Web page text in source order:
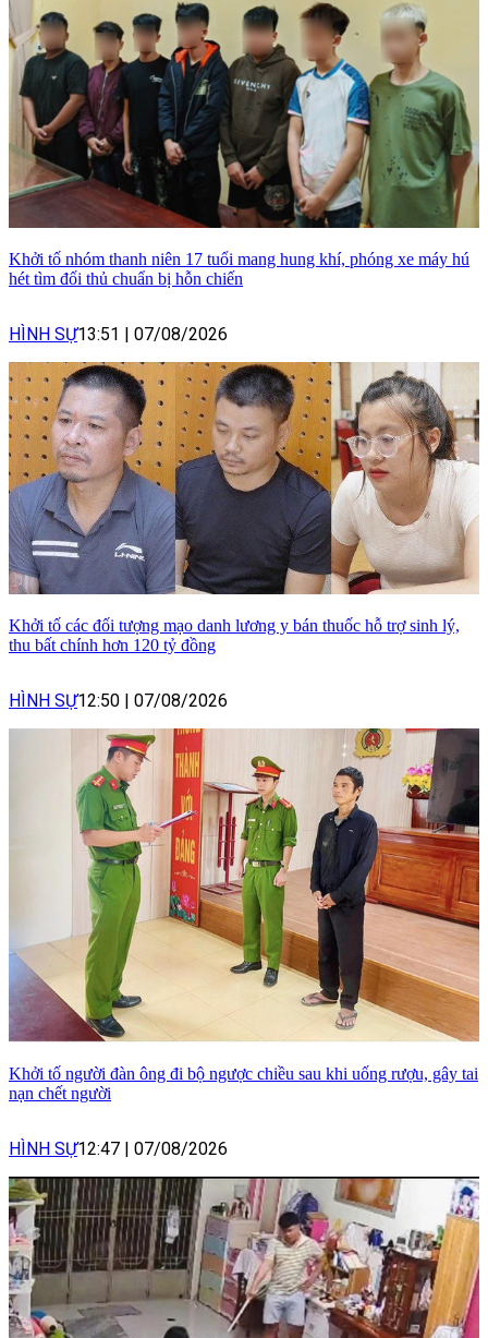
Khởi tố nhóm thanh niên 17 tuổi mang hung khí, phóng xe máy hú
hét tìm đối thủ chuẩn bị hỗn chiến
HÌNH SỰ13:51 07/08/2026
Khởi tố các đối tượng mạo danh lương y bán thuốc hỗ trợ sinh lý,
thu bất chính hơn 120 tỷ đồng
HÌNH SỰ12:50 | 07/08/2026
Khởi tố người đàn ông đi bộ ngược chiều sau khi uống rượu, gây tai
nạn chết người
HÌNH SỰ12:47 | 07/08/2026